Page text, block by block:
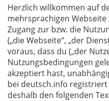
Herzlich willkommen auf
mehrsprachigen
Zugang zur bzw. die
(„die Webseite“, „der
voraus, dass du („der
Nutzungsbedingungen
akzeptiert hast,
bei deutsch.info
deshalb den folgenden